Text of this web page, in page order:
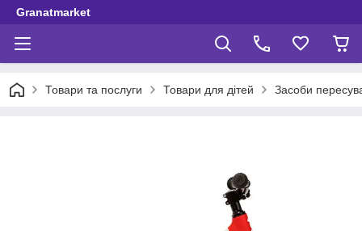
Granatmarket
Товари та послуги Товари для дітей Засоби